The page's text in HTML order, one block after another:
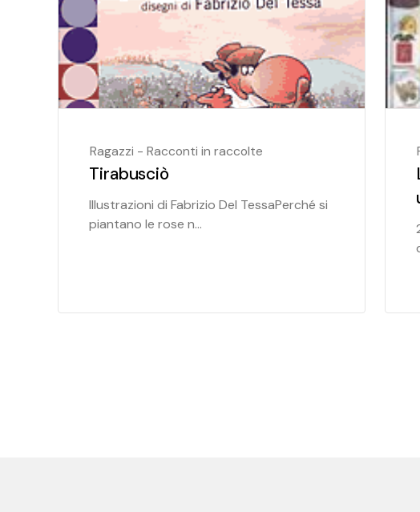
Ragazzi - Racconti in raccolte
Tirabusciò
Illustrazioni di Fabrizio Del TessaPerché si
piantano le rose n...